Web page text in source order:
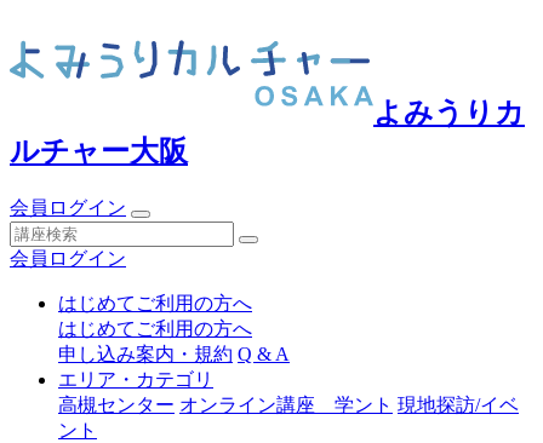
よみうりカ
ルチャー大阪
会員ログイン
会員ログイン
はじめてご利用の方へ
はじめてご利用の方へ
申し込み案内・規約 Q & A
エリア・カテゴリ
高槻センター オンライン講座 学ント 現地探訪/イベ
ント